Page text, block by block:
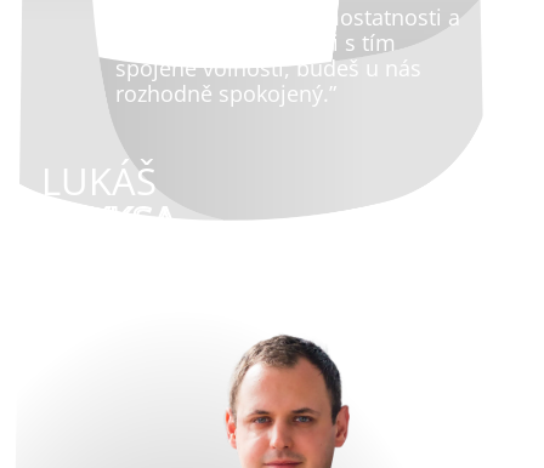
Pokud se nebojíš samostatnosti a
vlastní zodpovědnosti s tím
spojené volnosti, budeš u nás
rozhodně spokojený.”
LUKÁŠ
BRYKSA